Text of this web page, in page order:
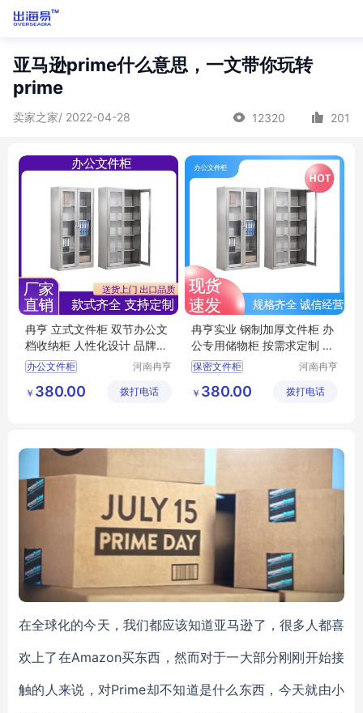
亚马逊prime什么意思，一文带你玩转
prime
卖家之家/ 2022-04-28 12320 201
冉亨 立式文件柜 双节办公文
档收纳柜 人性化设计 品牌工
厂
办公文件柜
档案文件柜
河南冉亨
公司
￥ 380.00 拨打电话
冉亨实业 钢制加厚文件柜 办
公专用储物柜 按需求定制 破
损包赔
保密文件柜
办公用多门储物柜
河南冉亨
公司
￥ 380.00 拨打电话
在全球化的今天，我们都应该知道亚马逊了，很多人都喜
欢上了在Amazon买东西，然而对于一大部分刚刚开始接
触的人来说，对Prime却不知道是什么东西，今天就由小